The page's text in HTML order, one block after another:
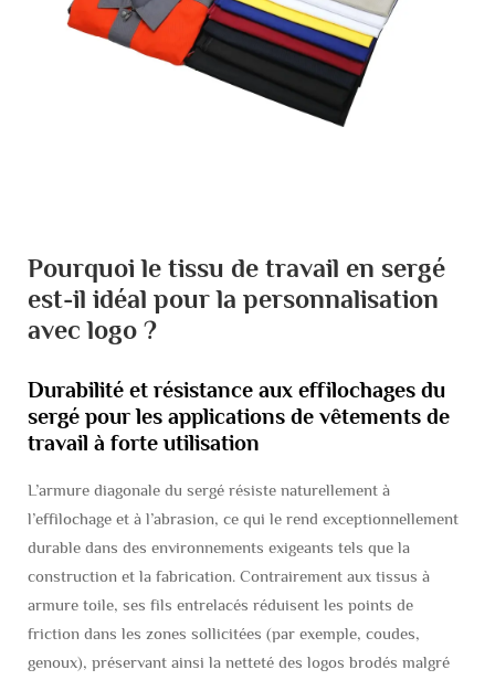
Pourquoi le tissu de travail en sergé
est-il idéal pour la personnalisation
avec logo ?
Durabilité et résistance aux effilochages du
sergé pour les applications de vêtements de
travail à forte utilisation
L’armure diagonale du sergé résiste naturellement à
l’effilochage et à l’abrasion, ce qui le rend exceptionnellement
durable dans des environnements exigeants tels que la
construction et la fabrication. Contrairement aux tissus à
armure toile, ses fils entrelacés réduisent les points de
friction dans les zones sollicitées (par exemple, coudes,
genoux), préservant ainsi la netteté des logos brodés malgré